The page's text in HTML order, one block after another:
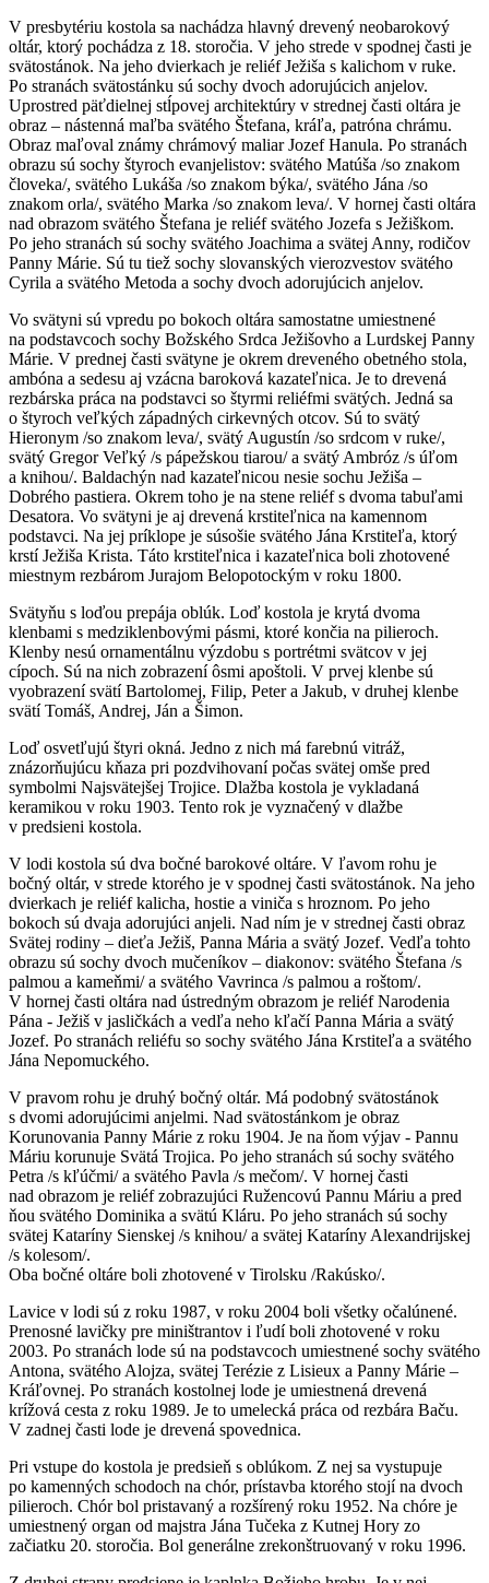
V presbytériu kostola sa nachádza hlavný drevený neobarokový
oltár, ktorý pochádza z 18. storočia. V jeho strede v spodnej časti je
svätostánok. Na jeho dvierkach je reliéf Ježiša s kalichom v ruke.
Po stranách svätostánku sú sochy dvoch adorujúcich anjelov.
Uprostred päťdielnej stĺpovej architektúry v strednej časti oltára je
obraz – nástenná maľba svätého Štefana, kráľa, patróna chrámu.
Obraz maľoval známy chrámový maliar Jozef Hanula. Po stranách
obrazu sú sochy štyroch evanjelistov: svätého Matúša /so znakom
človeka/, svätého Lukáša /so znakom býka/, svätého Jána /so
znakom orla/, svätého Marka /so znakom leva/. V hornej časti oltára
nad obrazom svätého Štefana je reliéf svätého Jozefa s Ježiškom.
Po jeho stranách sú sochy svätého Joachima a svätej Anny, rodičov
Panny Márie. Sú tu tiež sochy slovanských vierozvestov svätého
Cyrila a svätého Metoda a sochy dvoch adorujúcich anjelov.
Vo svätyni sú vpredu po bokoch oltára samostatne umiestnené
na podstavcoch sochy Božského Srdca Ježišovho a Lurdskej Panny
Márie. V prednej časti svätyne je okrem dreveného obetného stola,
ambóna a sedesu aj vzácna baroková kazateľnica. Je to drevená
rezbárska práca na podstavci so štyrmi reliéfmi svätých. Jedná sa
o štyroch veľkých západných cirkevných otcov. Sú to svätý
Hieronym /so znakom leva/, svätý Augustín /so srdcom v ruke/,
svätý Gregor Veľký /s pápežskou tiarou/ a svätý Ambróz /s úľom
a knihou/. Baldachýn nad kazateľnicou nesie sochu Ježiša –
Dobrého pastiera. Okrem toho je na stene reliéf s dvoma tabuľami
Desatora. Vo svätyni je aj drevená krstiteľnica na kamennom
podstavci. Na jej príklope je súsošie svätého Jána Krstiteľa, ktorý
krstí Ježiša Krista. Táto krstiteľnica i kazateľnica boli zhotovené
miestnym rezbárom Jurajom Belopotockým v roku 1800.
Svätyňu s loďou prepája oblúk. Loď kostola je krytá dvoma
klenbami s medziklenbovými pásmi, ktoré končia na pilieroch.
Klenby nesú ornamentálnu výzdobu s portrétmi svätcov v jej
cípoch. Sú na nich zobrazení ôsmi apoštoli. V prvej klenbe sú
vyobrazení svätí Bartolomej, Filip, Peter a Jakub, v druhej klenbe
svätí Tomáš, Andrej, Ján a Šimon.
Loď osvetľujú štyri okná. Jedno z nich má farebnú vitráž,
znázorňujúcu kňaza pri pozdvihovaní počas svätej omše pred
symbolmi Najsvätejšej Trojice. Dlažba kostola je vykladaná
keramikou v roku 1903. Tento rok je vyznačený v dlažbe
v predsieni kostola.
V lodi kostola sú dva bočné barokové oltáre. V ľavom rohu je
bočný oltár, v strede ktorého je v spodnej časti svätostánok. Na jeho
dvierkach je reliéf kalicha, hostie a viniča s hroznom. Po jeho
bokoch sú dvaja adorujúci anjeli. Nad ním je v strednej časti obraz
Svätej rodiny – dieťa Ježiš, Panna Mária a svätý Jozef. Vedľa tohto
obrazu sú sochy dvoch mučeníkov – diakonov: svätého Štefana /s
palmou a kameňmi/ a svätého Vavrinca /s palmou a roštom/.
V hornej časti oltára nad ústredným obrazom je reliéf Narodenia
Pána - Ježiš v jasličkách a vedľa neho kľačí Panna Mária a svätý
Jozef. Po stranách reliéfu so sochy svätého Jána Krstiteľa a svätého
Jána Nepomuckého.
V pravom rohu je druhý bočný oltár. Má podobný svätostánok
s dvomi adorujúcimi anjelmi. Nad svätostánkom je obraz
Korunovania Panny Márie z roku 1904. Je na ňom výjav - Pannu
Máriu korunuje Svätá Trojica. Po jeho stranách sú sochy svätého
Petra /s kľúčmi/ a svätého Pavla /s mečom/. V hornej časti
nad obrazom je reliéf zobrazujúci Ružencovú Pannu Máriu a pred
ňou svätého Dominika a svätú Kláru. Po jeho stranách sú sochy
svätej Kataríny Sienskej /s knihou/ a svätej Kataríny Alexandrijskej
/s kolesom/.
Oba bočné oltáre boli zhotovené v Tirolsku /Rakúsko/.
Lavice v lodi sú z roku 1987, v roku 2004 boli všetky očalúnené.
Prenosné lavičky pre miništrantov i ľudí boli zhotovené v roku
2003. Po stranách lode sú na podstavcoch umiestnené sochy svätého
Antona, svätého Alojza, svätej Terézie z Lisieux a Panny Márie –
Kráľovnej. Po stranách kostolnej lode je umiestnená drevená
krížová cesta z roku 1989. Je to umelecká práca od rezbára Baču.
V zadnej časti lode je drevená spovednica.
Pri vstupe do kostola je predsieň s oblúkom. Z nej sa vystupuje
po kamenných schodoch na chór, prístavba ktorého stojí na dvoch
pilieroch. Chór bol pristavaný a rozšírený roku 1952. Na chóre je
umiestnený organ od majstra Jána Tučeka z Kutnej Hory zo
začiatku 20. storočia. Bol generálne zrekonštruovaný v roku 1996.